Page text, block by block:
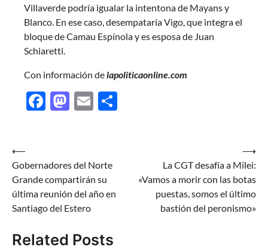
Villaverde podría igualar la intentona de Mayans y
Blanco. En ese caso, desempataría Vigo, que integra el
bloque de Camau Espínola y es esposa de Juan
Schiaretti.
Con información delapoliticaonline.com
Facebook
Mastodon
Email
Navegación
de
entradas
⟵
Gobernadores del Norte
Grande compartirán su
última reunión del año en
Santiago del Estero
La CGT desafía a Milei:
«Vamos a morir con las botas
puestas, somos el último
bastión del peronismo»
⟶
Related Posts